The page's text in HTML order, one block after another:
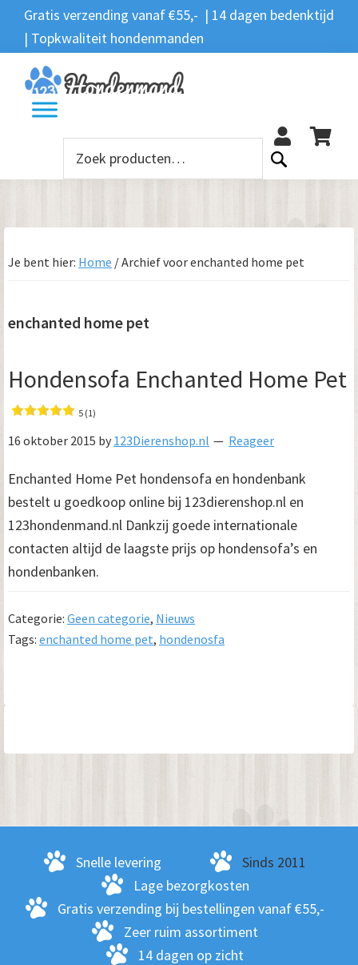
Spring
naar
de
hoofdnavigatie
Door
naar
de
hoofd
inhoud
Spring
naar
de
eerste
sidebar
Spring
naar
de
voettekst
Gratis verzending vanaf €55,- | 14 dagen bedenktijd
| Topkwaliteit hondenmanden
Zoeken
Zoeken
naar:
Je bent hier: Home /Archief voor enchanted home pet
enchanted home pet
Hondensofa Enchanted Home Pet
5 (1)
16 oktober 2015 by 123Dierenshop.nl Reageer
Enchanted Home Pet hondensofa en hondenbank
bestelt u goedkoop online bij 123dierenshop.nl en
123hondenmand.nl Dankzij goede internationale
contacten altijd de laagste prijs op hondensofa’s en
hondenbanken.
Categorie: Geen categorie, Nieuws
Tags: enchanted home pet, hondenosfa
Snelle levering
Sinds 2011
Lage bezorgkosten
Gratis verzending bij bestellingen vanaf €55,-
Zeer ruim assortiment
14 dagen op zicht